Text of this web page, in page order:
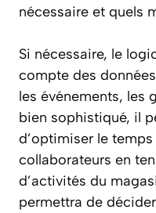
nécessaire et quels
Si nécessaire, le
compte des
les événements, les
bien sophistiqué, il
d’optimiser le
collaborateurs en
d’activités du
permettra de